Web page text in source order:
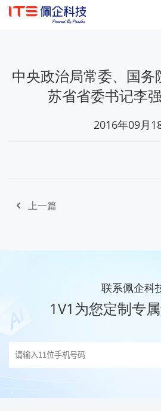
首页 领导关怀
中央政治局常委、国务
苏省省委书记李
2016年09月
上一篇
联系佩企科
1V1为您定制专